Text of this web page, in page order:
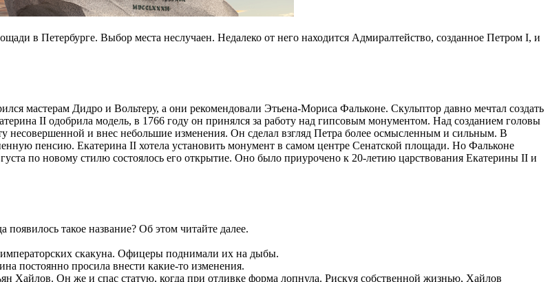
в Петербурге. Выбор места неслучаен. Недалеко от него находится Адмиралтейство, созданное Петром I, и
мастерам Дидро и Вольтеру, а они рекомендовали Этьена-Мориса Фальконе. Скульптор давно мечтал создать
II одобрила модель, в 1766 году он принялся за работу над гипсовым монументом. Над созданием головы
несовершенной и внес небольшие изменения. Он сделал взгляд Петра более осмысленным и сильным. В
пенсию. Екатерина II хотела установить монумент в самом центре Сенатской площади. Но Фальконе
по новому стилю состоялось его открытие. Оно было приурочено к 20-летию царствования Екатерины II и
такое название? Об этом читайте далее.
скакуна. Офицеры поднимали их на дыбы.
постоянно просила внести какие-то изменения.
Хайлов. Он же и спас статую, когда при отливке форма лопнула. Рискуя собственной жизнью, Хайлов